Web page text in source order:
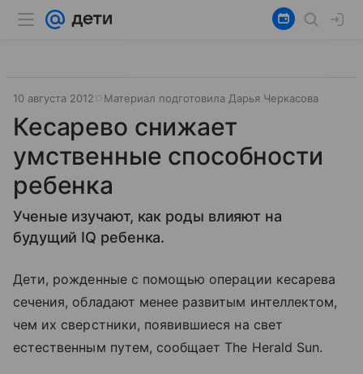
10 августа 2012 Материал подготовила Дарья Черкасова
Кесарево снижает
умственные способности
ребенка
Ученые изучают, как роды влияют на
будущий IQ ребенка.
Дети, рожденные с помощью операции кесарева
сечения, обладают менее развитым интеллектом,
чем их сверстники, появившиеся на свет
естественным путем, сообщает The Herald Sun.